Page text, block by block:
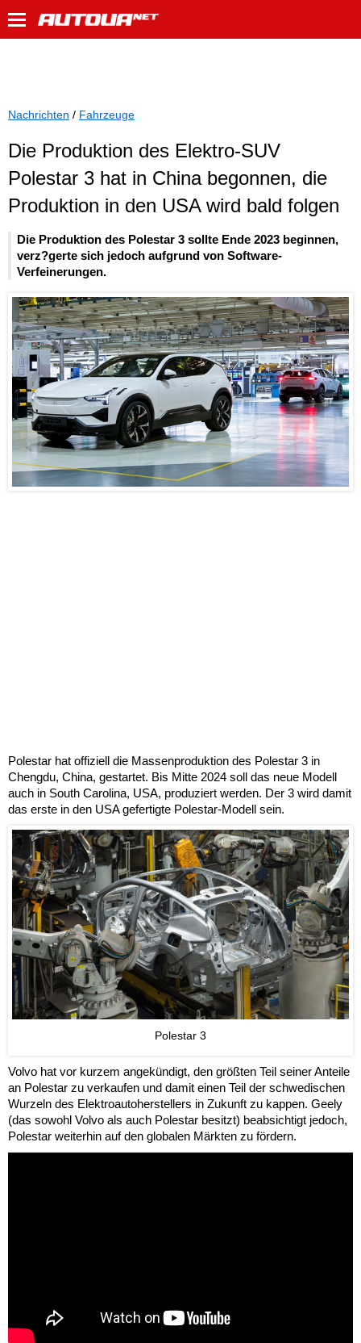
Nachrichten / Fahrzeuge
Die Produktion des Elektro-SUV
Polestar 3 hat in China begonnen, die
Produktion in den USA wird bald folgen
Die Produktion des Polestar 3 sollte Ende 2023 beginnen,
verz?gerte sich jedoch aufgrund von Software-
Verfeinerungen.
Polestar hat offiziell die Massenproduktion des Polestar 3 in
Chengdu, China, gestartet. Bis Mitte 2024 soll das neue Modell
auch in South Carolina, USA, produziert werden. Der 3 wird damit
das erste in den USA gefertigte Polestar-Modell sein.
Polestar 3
Volvo hat vor kurzem angekündigt, den größten Teil seiner Anteile
an Polestar zu verkaufen und damit einen Teil der schwedischen
Wurzeln des Elektroautoherstellers in Zukunft zu kappen. Geely
(das sowohl Volvo als auch Polestar besitzt) beabsichtigt jedoch,
Polestar weiterhin auf den globalen Märkten zu fördern.